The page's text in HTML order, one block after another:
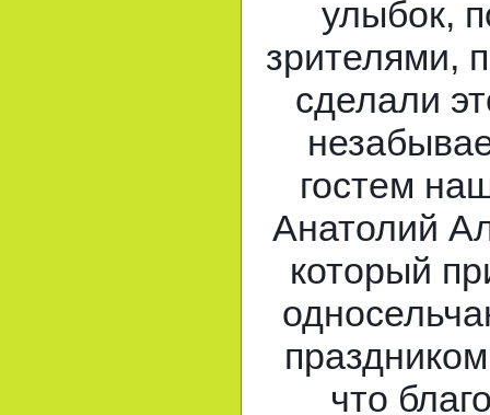
улыбок,
зрителями,
сделали
гостем
Анатолий
который
что